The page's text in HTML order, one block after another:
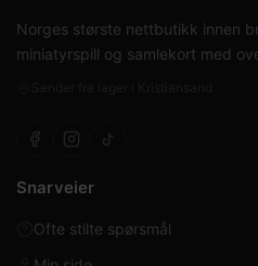
Norges største nettbutikk innen
miniatyrspill og samlekort med
Snarveier
Ofte stilte spørsmål